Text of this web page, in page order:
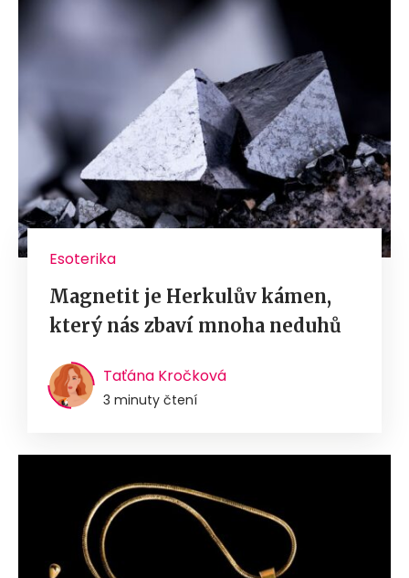
Esoterika
Magnetit je Herkulův kámen,
který nás zbaví mnoha neduhů
Taťána Kročková
3 minuty čtení